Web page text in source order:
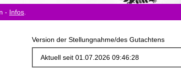
- Infos
Version der Stellungnahme/des Gutachtens